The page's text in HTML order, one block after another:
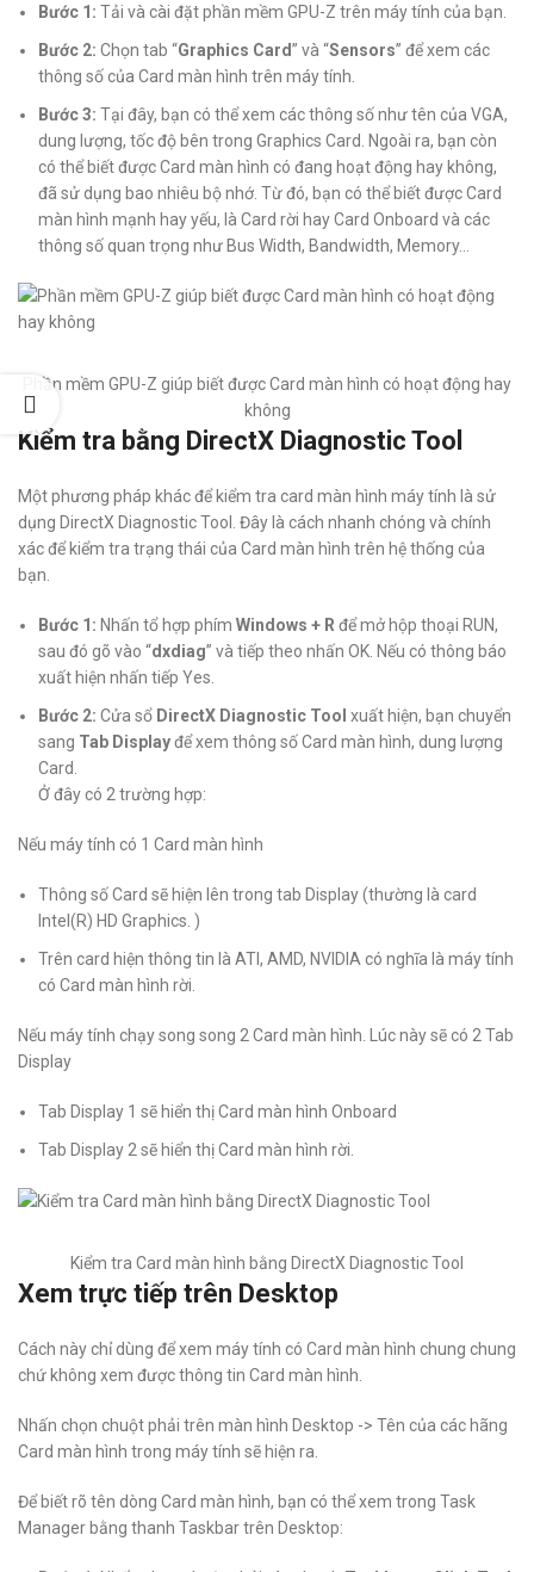
Bước 1: Tải và cài đặt phần mềm GPU-Z trên máy tính của bạn.
Bước 2: Chọn tab “Graphics Card” và “Sensors” để xem các
thông số của Card màn hình trên máy tính.
Bước 3: Tại đây, bạn có thể xem các thông số như tên của VGA,
dung lượng, tốc độ bên trong Graphics Card. Ngoài ra, bạn còn
có thể biết được Card màn hình có đang hoạt động hay không,
đã sử dụng bao nhiêu bộ nhớ. Từ đó, bạn có thể biết được Card
màn hình mạnh hay yếu, là Card rời hay Card Onboard và các
thông số quan trọng như Bus Width, Bandwidth, Memory…
Phần mềm GPU-Z giúp biết được Card màn hình có hoạt động hay
không
Kiểm tra bằng DirectX Diagnostic Tool
Một phương pháp khác để kiểm tra card màn hình máy tính là sử
dụng DirectX Diagnostic Tool. Đây là cách nhanh chóng và chính
xác để kiểm tra trạng thái của Card màn hình trên hệ thống của
bạn.
Bước 1: Nhấn tổ hợp phím Windows + R để mở hộp thoại RUN,
sau đó gõ vào “dxdiag” và tiếp theo nhấn OK. Nếu có thông báo
xuất hiện nhấn tiếp Yes.
Bước 2: Cửa sổ DirectX Diagnostic Tool xuất hiện, bạn chuyển
sang Tab Displayđể xem thông số Card màn hình, dung lượng
Card.
Ở đây có 2 trường hợp:
Nếu máy tính có 1 Card màn hình
Thông số Card sẽ hiện lên trong tab Display (thường là card
Intel(R) HD Graphics. )
Trên card hiện thông tin là ATI, AMD, NVIDIA có nghĩa là máy tính
có Card màn hình rời.
Nếu máy tính chạy song song 2 Card màn hình. Lúc này sẽ có 2 Tab
Display
Tab Display 1 sẽ hiển thị Card màn hình Onboard
Tab Display 2 sẽ hiển thị Card màn hình rời.
Kiểm tra Card màn hình bằng DirectX Diagnostic Tool
Xem trực tiếp trên Desktop
Cách này chỉ dùng để xem máy tính có Card màn hình chung chung
chứ không xem được thông tin Card màn hình.
Nhấn chọn chuột phải trên màn hình Desktop -> Tên của các hãng
Card màn hình trong máy tính sẽ hiện ra.
Để biết rõ tên dòng Card màn hình, bạn có thể xem trong Task
Manager bằng thanh Taskbar trên Desktop: